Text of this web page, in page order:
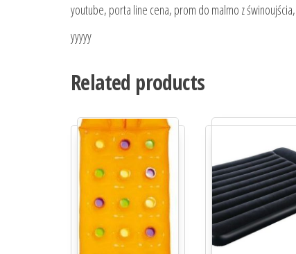
youtube, porta line cena, prom do malmo z
yyyyy
Related products